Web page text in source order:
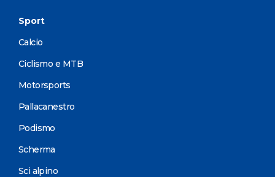
Sport
Calcio
Ciclismo e MTB
Motorsports
Pallacanestro
Podismo
Scherma
Sci alpino